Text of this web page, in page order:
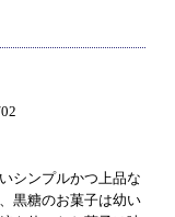
シンプルかつ上品な
黒糖のお菓子は幼い